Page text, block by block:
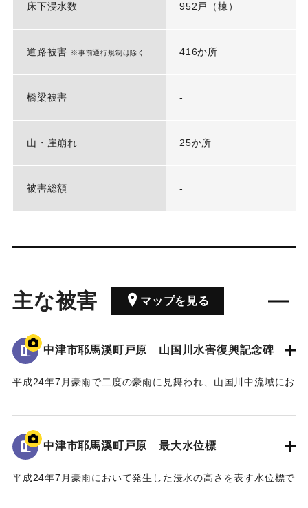
床下浸水数 952戸（棟）
道路被害 ※事前通行規制は除く 416か所
橋梁被害 -
山・崖崩れ 25か所
被害総額 -
主な被害 マップを見る
中津市耶馬溪町戸原 山国川水害復興記念碑
平成24年7月豪雨で二度の豪雨に見舞われ、山国川中流域にお
溪町平田地区・戸原地区で約70戸の家屋が浸水したことが記
された石碑。
山国川水害復興記念碑
中津市耶馬溪町戸原 最大水位標
平成24年7月豪雨において発生した浸水の高さを表す水位標で